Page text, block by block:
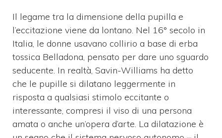
Il legame tra la dimensione della pupilla e
l’eccitazione viene da lontano. Nel 16° secolo in
Italia, le donne usavano collirio a base di erba
tossica Belladona, pensato per dare uno sguardo
seducente. In realtà, Savin-Williams ha detto
che le pupille si dilatano leggermente in
risposta a qualsiasi stimolo eccitante o
interessante, compresi il viso di una persona
amata o anche un’opera d’arte. La dilatazione è